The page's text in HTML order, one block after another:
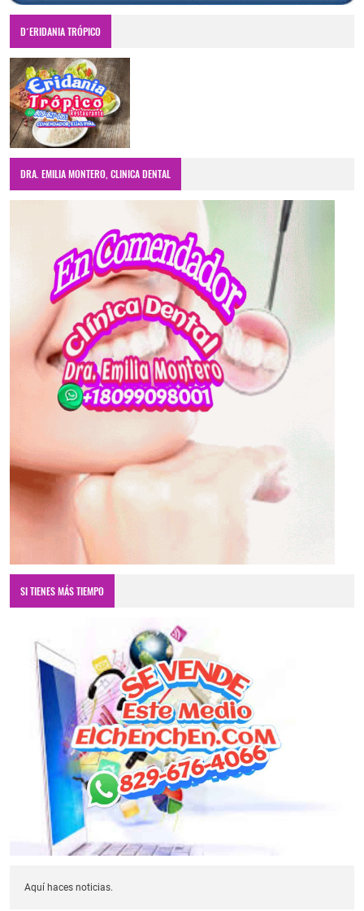
D´ERIDANIA TRÓPICO
DRA. EMILIA MONTERO, CLINICA DENTAL
SI TIENES MÁS TIEMPO
Aquí haces noticias.